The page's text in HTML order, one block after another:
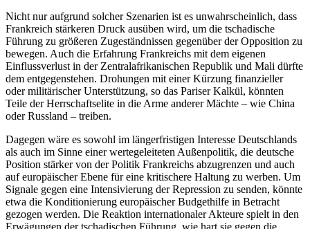
Nicht nur aufgrund solcher Szenarien ist es unwahrscheinlich, dass
Frankreich stär­keren Druck ausüben wird, um die tscha­dische
Führung zu größeren Zugeständnissen gegenüber der Opposition zu
bewegen. Auch die Erfahrung Frankreichs mit dem eigenen
Einflussverlust in der Zentralafrikanischen Repu­blik und Mali dürfte
dem entgegenstehen. Drohungen mit einer Kür­zung finanzieller
oder militärischer Unter­stützung, so das Pariser Kalkül, könnten
Teile der Herrschaftselite in die Arme ande­rer Mächte – wie China
oder Russland – treiben.
Dagegen wäre es sowohl im längerfristigen Interesse Deutschlands
als auch im Sinne einer wertegeleiteten Außenpolitik, die deutsche
Position stärker von der Politik Frankreichs abzugrenzen und auch
auf europäischer Ebene für eine kritischere Haltung zu werben. Um
Signale gegen eine Intensivierung der Repression zu senden, könnte
etwa die Konditionierung euro­päischer Budgethilfe in Betracht
gezogen werden. Die Reaktion internationaler Ak­teure spielt in den
Erwägungen der tscha­dischen Führung, wie hart sie gegen die